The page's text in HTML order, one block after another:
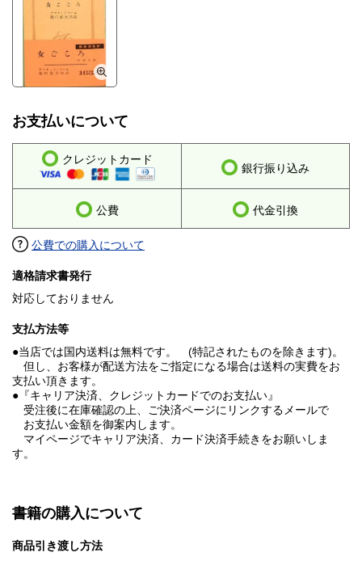
お支払いについて
クレジットカード
銀行振り込み
公費 代金引換
公費での購入について
適格請求書発行
対応しておりません
支払方法等
●当店では国内送料は無料です。 (特記されたものを除きます)。
但し、お客様が配送方法をご指定になる場合は送料の実費をお
支払い頂きます。
●『キャリア決済、クレジットカードでのお支払い』
受注後に在庫確認の上、ご決済ページにリンクするメールで
お支払い金額を御案内します。
マイページでキャリア決済、カード決済手続きをお願いしま
す。
書籍の購入について
商品引き渡し方法